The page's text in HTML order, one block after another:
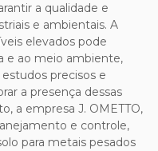
a qualidade e
e ambientais. A
elevados pode
e ao meio ambiente,
precisos e
a presença dessas
a empresa J. OMETTO,
e controle,
para metais pesados